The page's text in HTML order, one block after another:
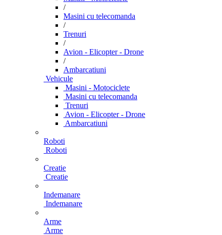
/
Masini cu telecomanda
/
Trenuri
/
Avion - Elicopter - Drone
/
Ambarcatiuni
Vehicule
Masini - Motociclete
Masini cu telecomanda
Trenuri
Avion - Elicopter - Drone
Ambarcatiuni
Roboti
Roboti
Creatie
Creatie
Indemanare
Indemanare
Arme
Arme